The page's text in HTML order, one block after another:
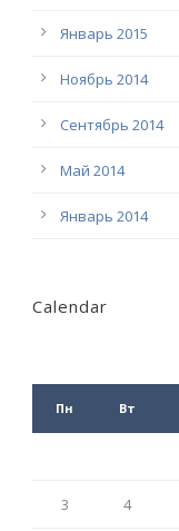
Январь 2015
Ноябрь 2014
Сентябрь 2014
Май 2014
Январь 2014
Calendar
Пн Вт
3 4